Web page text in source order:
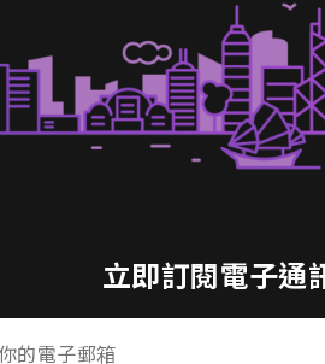
立即訂閱電子通